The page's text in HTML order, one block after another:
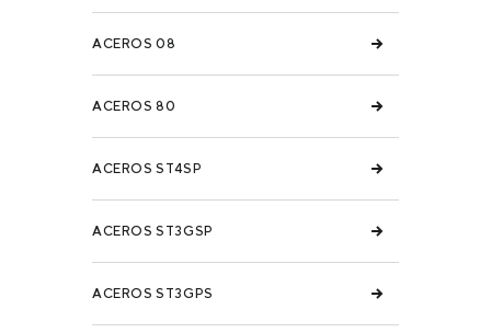
ACEROS 08
ACEROS 80
ACEROS ST4SP
ACEROS ST3GSP
ACEROS ST3GPS